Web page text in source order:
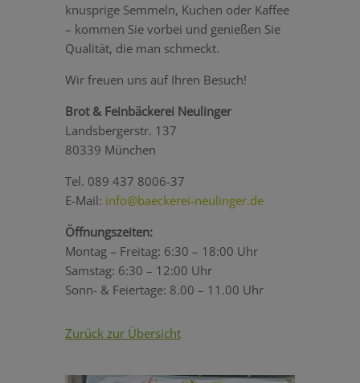
knusprige Semmeln, Kuchen oder Kaffee
– kommen Sie vorbei und genießen Sie
Qualität, die man schmeckt.
Wir freuen uns auf Ihren Besuch!
Brot & Feinbäckerei Neulinger
Landsbergerstr. 137
80339 München
Tel. 089 437 8006-37
E-Mail: info@baeckerei-neulinger.de
Öffnungszeiten:
Montag – Freitag: 6:30 – 18:00 Uhr
Samstag: 6:30 – 12:00 Uhr
Sonn- & Feiertage: 8.00 – 11.00 Uhr
Zurück zur Übersicht